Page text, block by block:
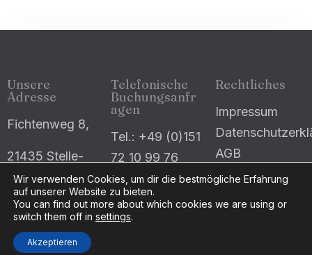
Unsere
Adresse
Fichtenweg 8,
21435 Stelle-
Ashausen
Telefonische
Buchungsanfr
agen
Tel.: +49 (0)151
72 10 99 76
E-Mail: info
(at) our-little-
paradise.de
Rechtliches
Impressum
AGB
Suche
Wir verwenden Cookies, um dir die bestmögliche Erfahrung
auf unserer Website zu bieten.
You can find out more about which cookies we are using or
switch them off in settings.
Akzeptieren